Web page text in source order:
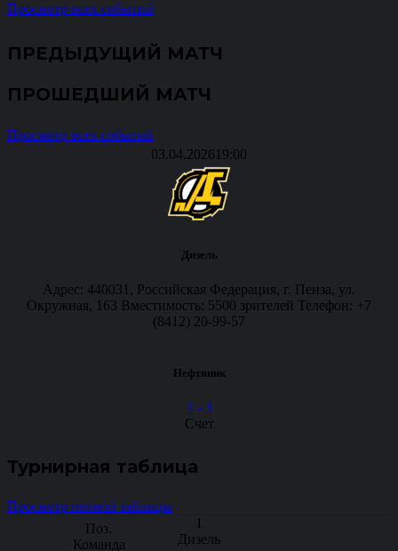
Просмотр всех событий
ПРЕДЫДУЩИЙ МАТЧ
ПРОШЕДШИЙ МАТЧ
Просмотр всех событий
03.04.2026 19:00
Дизель
Адрес: 440031, Российская Федерация, г. Пенза, ул.
Окружная, 163 Вместимость: 5500 зрителей Телефон: +7
(8412) 20-99-57
Нефтяник
1 - 3
Счет
Турнирная таблица
Просмотр полной таблицы
1
Дизель